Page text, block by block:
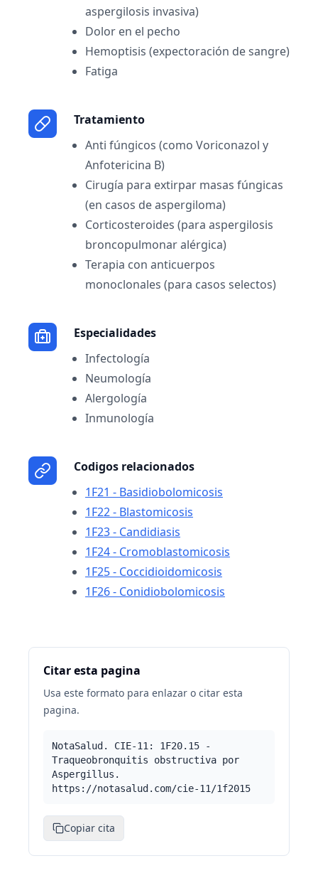
aspergilosis invasiva)
Dolor en el pecho
Hemoptisis (expectoración de sangre)
Fatiga
Tratamiento
Anti fúngicos (como Voriconazol y
Anfotericina B)
Cirugía para extirpar masas fúngicas
(en casos de aspergiloma)
Corticosteroides (para aspergilosis
broncopulmonar alérgica)
Terapia con anticuerpos
monoclonales (para casos selectos)
Especialidades
Infectología
Neumología
Alergología
Inmunología
Codigos relacionados
1F21 - Basidiobolomicosis
1F22 - Blastomicosis
1F23 - Candidiasis
1F24 - Cromoblastomicosis
1F25 - Coccidioidomicosis
1F26 - Conidiobolomicosis
Citar esta pagina
Usa este formato para enlazar o citar esta
pagina.
NotaSalud. CIE-11: 1F20.15 -
Traqueobronquitis obstructiva por
Aspergillus.
https://notasalud.com/cie-11/1f2015
Copiar cita